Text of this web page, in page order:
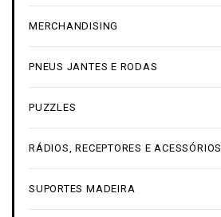
MERCHANDISING
PNEUS JANTES E RODAS
PUZZLES
RÁDIOS, RECEPTORES E ACESSÓRIOS
SUPORTES MADEIRA